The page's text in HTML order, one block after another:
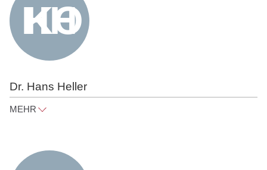
Dr. Hans Heller
MEHR
Tel +49 30 818 550 350